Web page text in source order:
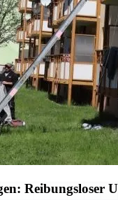
Reibungsloser